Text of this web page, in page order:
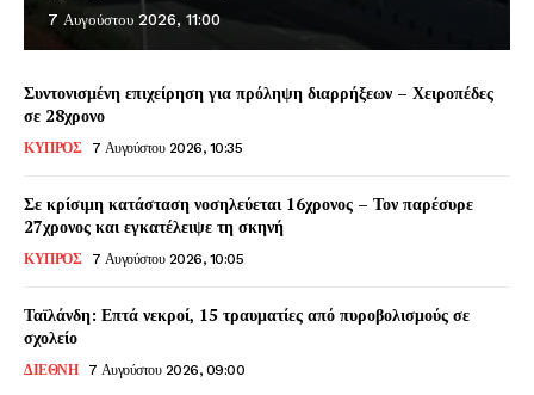
7 Αυγούστου 2026, 11:00
Συντονισμένη επιχείρηση για πρόληψη διαρρήξεων – Χειροπέδες
σε 28χρονο
ΚΥΠΡΟΣ 7 Αυγούστου 2026, 10:35
Σε κρίσιμη κατάσταση νοσηλεύεται 16χρονος – Τον παρέσυρε
27χρονος και εγκατέλειψε τη σκηνή
ΚΥΠΡΟΣ 7 Αυγούστου 2026, 10:05
Ταϊλάνδη: Επτά νεκροί, 15 τραυματίες από πυροβολισμούς σε
σχολείο
ΔΙΕΘΝΗ 7 Αυγούστου 2026, 09:00